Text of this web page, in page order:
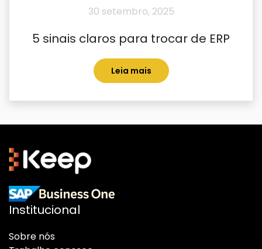
30 setembro, 2025
5 sinais claros para trocar de ERP
Leia mais
Institucional
Sobre nós